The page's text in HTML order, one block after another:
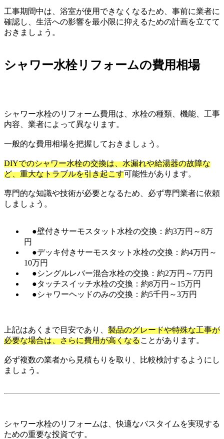
工事期間中は、浴室が使用できなくなるため、事前に業者に
確認し、生活への影響を最小限に抑えるための計画を立てて
おきましょう。
シャワー水栓リフォームの費用相場
シャワー水栓のリフォーム費用は、水栓の種類、機能、工事
内容、業者によって異なります。
一般的な費用相場を把握しておきましょう。
DIYでのシャワー水栓の交換は、水漏れや給湯器の故障な
ど、重大なトラブルを引き起こす可能性があります。
専門的な知識や技術が必要となるため、必ず専門業者に依頼
しましょう。
●壁付きサーモスタット水栓の交換：約3万円～8万
円
●デッキ付きサーモスタット水栓の交換：約4万円～
10万円
●シングルレバー混合水栓の交換：約2万円～7万円
●タッチスイッチ水栓の交換：約8万円～15万円
●シャワーヘッドのみの交換：約5千円～3万円
上記はあくまで目安であり、 製品のグレードや特殊な工事が
必要な場合は、さらに費用が高くなることがあります。
必ず複数の業者から見積もりを取り、比較検討するようにし
ましょう。
シャワー水栓のリフォームは、快適なバスタイムを実現する
ための重要な投資です。